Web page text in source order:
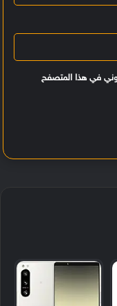
في هذا المتصفح